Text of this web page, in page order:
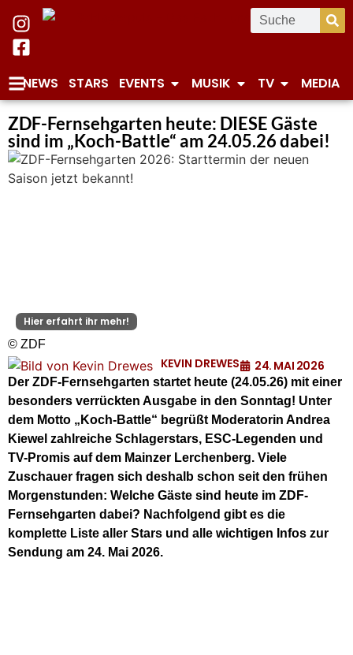
NEWS STARS EVENTS MUSIK TV MEDIA
ZDF-Fernsehgarten heute: DIESE Gäste
sind im „Koch-Battle“ am 24.05.26 dabei!
Hier erfahrt ihr mehr!
© ZDF
KEVIN DREWES 24. MAI 2026
Der ZDF-Fernsehgarten startet heute (24.05.26) mit einer
besonders verrückten Ausgabe in den Sonntag! Unter
dem Motto „Koch-Battle“ begrüßt Moderatorin Andrea
Kiewel zahlreiche Schlagerstars, ESC-Legenden und
TV-Promis auf dem Mainzer Lerchenberg. Viele
Zuschauer fragen sich deshalb schon seit den frühen
Morgenstunden: Welche Gäste sind heute im ZDF-
Fernsehgarten dabei? Nachfolgend gibt es die
komplette Liste aller Stars und alle wichtigen Infos zur
Sendung am 24. Mai 2026.